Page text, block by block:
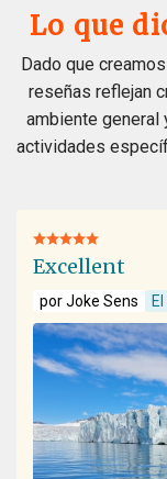
Lo que
Dado que
reseñas reflejan
ambiente general
actividades
Excellent
por Joke Sens